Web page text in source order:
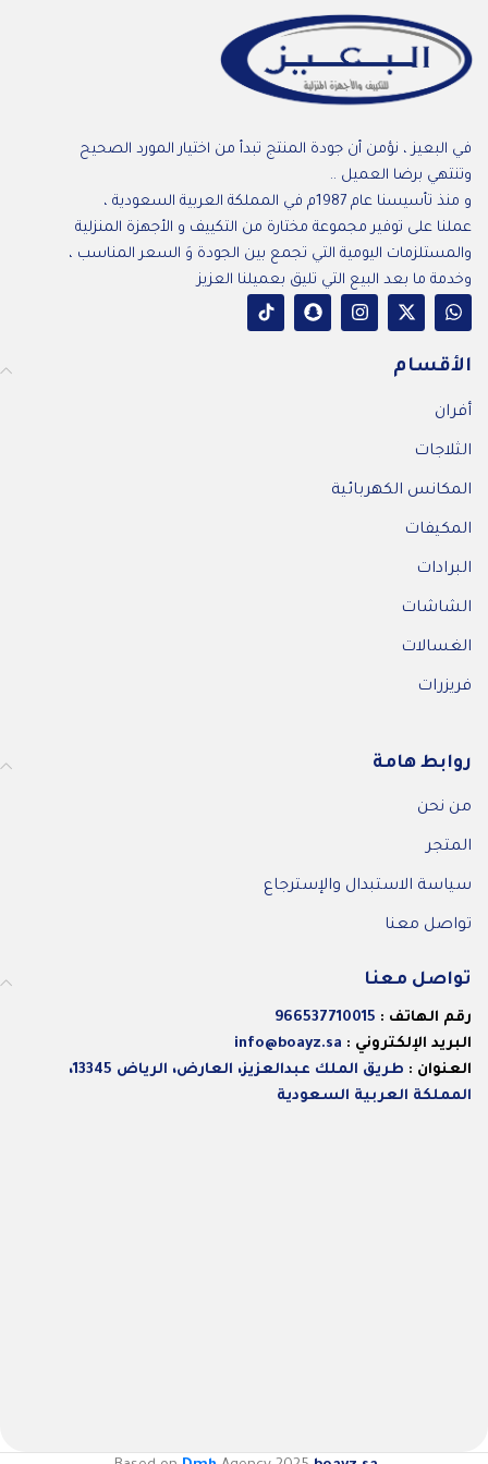
في البعيز ، نؤمن أن جودة المنتج تبدأ من اختيار المورد الصحيح
وتنتهي برضا العميل ..
و منذ تأسيسنا عام 1987م في المملكة العربية السعودية ،
عملنا على توفير مجموعة مختارة من التكييف و الأجهزة المنزلية
والمستلزمات اليومية التي تجمع بين الجودة وَ السعر المناسب ،
وخدمة ما بعد البيع التي تليق بعميلنا العزيز
الأقسام
أفران
الثلاجات
المكانس الكهربائية
المكيفات
البرادات
الشاشات
الغسالات
فريزرات
روابط هامة
من نحن
المتجر
سياسة الاستبدال والإسترجاع
تواصل معنا
تواصل معنا
رقم الهاتف : 966537710015
البريد الإلكتروني : info@boayz.sa
العنوان :
طريق الملك عبدالعزيز، العارض، الرياض 13345،
المملكة العربية السعودية